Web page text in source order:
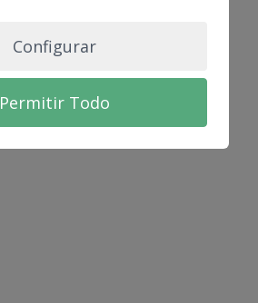
Configurar
Permitir Todo